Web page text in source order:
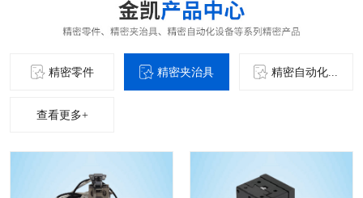
精密零件 精密夹治具 精密自动化...
查看更多+